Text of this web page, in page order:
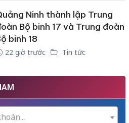
Ninh thành lập Trung
Bộ binh 17 và Trung đoàn
binh 18
22 giờ trước Tin tức